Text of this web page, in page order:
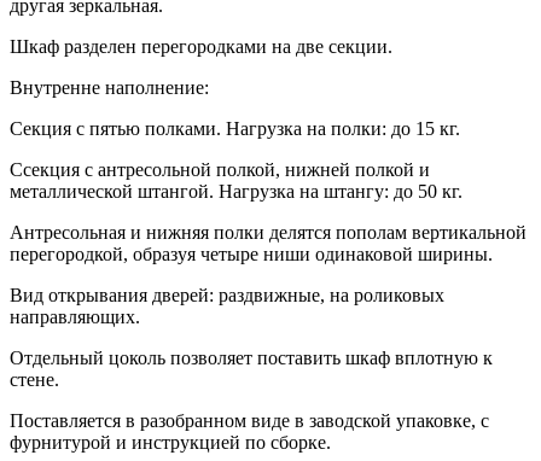
другая зеркальная.
Шкаф разделен перегородками на две секции.
Внутренне наполнение:
Секция с пятью полками. Нагрузка на полки: до 15 кг.
Ссекция с антресольной полкой, нижней полкой и
металлической штангой. Нагрузка на штангу: до 50 кг.
Антресольная и нижняя полки делятся пополам вертикальной
перегородкой, образуя четыре ниши одинаковой ширины.
Вид открывания дверей: раздвижные, на роликовых
направляющих.
Отдельный цоколь позволяет поставить шкаф вплотную к
стене.
Поставляется в разобранном виде в заводской упаковке, с
фурнитурой и инструкцией по сборке.